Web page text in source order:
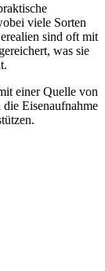
viele Sorten
sind oft mit
was sie
einer Quelle von
Eisenaufnahme